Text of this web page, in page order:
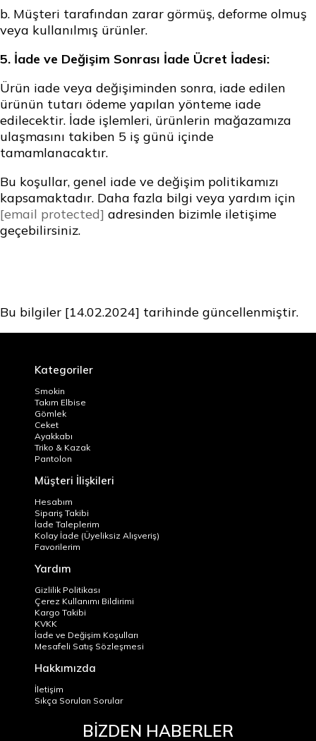
b. Müşteri tarafından zarar görmüş, deforme olmuş
veya kullanılmış ürünler.
5. İade ve Değişim Sonrası İade Ücret İadesi:
Ürün iade veya değişiminden sonra, iade edilen
ürünün tutarı ödeme yapılan yönteme iade
edilecektir. İade işlemleri, ürünlerin mağazamıza
ulaşmasını takiben 5 iş günü içinde
tamamlanacaktır.
Bu koşullar, genel iade ve değişim politikamızı
kapsamaktadır. Daha fazla bilgi veya yardım için
[email protected] adresinden bizimle iletişime
geçebilirsiniz.
Bu bilgiler [14.02.2024] tarihinde güncellenmiştir.
Kategoriler
Smokin
Takım Elbise
Gömlek
Ceket
Ayakkabı
Triko & Kazak
Pantolon
Müşteri İlişkileri
Hesabım
Sipariş Takibi
İade Taleplerim
Kolay İade (Üyeliksiz Alışveriş)
Favorilerim
Yardım
Gizlilik Politikası
Çerez Kullanımı Bildirimi
Kargo Takibi
KVKK
İade ve Değişim Koşulları
Mesafeli Satış Sözleşmesi
Hakkımızda
İletişim
Sıkça Sorulan Sorular
BİZDEN HABERLER